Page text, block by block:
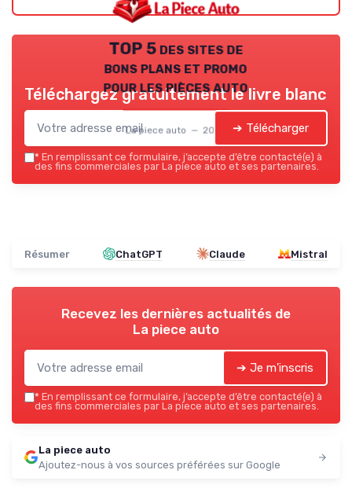
TOP 5 des sites de
bons plans et promo
pour les pièces auto
La piece auto — 2026
Téléchargez gratuitement le livre blanc
➔ Télécharger
* En remplissant ce formulaire, j’accepte d’être contacté(e) à
des fins commerciales par La piece auto et ses partenaires.
Résumer ChatGPT Claude Mistral
Recevez les dernières actualités de
La piece auto
➔ Je m'inscris
* En remplissant ce formulaire, j’accepte d’être contacté(e) à
des fins commerciales par La piece auto et ses partenaires.
La piece auto
Ajoutez-nous à vos sources préférées sur Google